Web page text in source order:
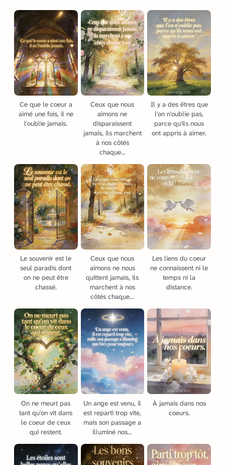
Ce que le coeur a
aimé une fois, il ne
l'oublie jamais.
Ceux que nous
aimons ne
disparaissent
jamais, ils marchent
à nos côtés
chaque...
Il y a des êtres que
l'on n'oublie pas,
parce qu'ils nous
ont appris à aimer.
Le souvenir est le
seul paradis dont
on ne peut être
chassé.
Ceux que nous
aimons ne nous
quittent jamais, ils
marchent à nos
côtés chaque...
Les liens du coeur
ne connaissent ni le
temps ni la
distance.
On ne meurt pas
tant qu'on vit dans
le coeur de ceux
qui restent.
Un ange est venu, il
est reparti trop vite,
mais son passage a
illuminé nos...
À jamais dans nos
coeurs.